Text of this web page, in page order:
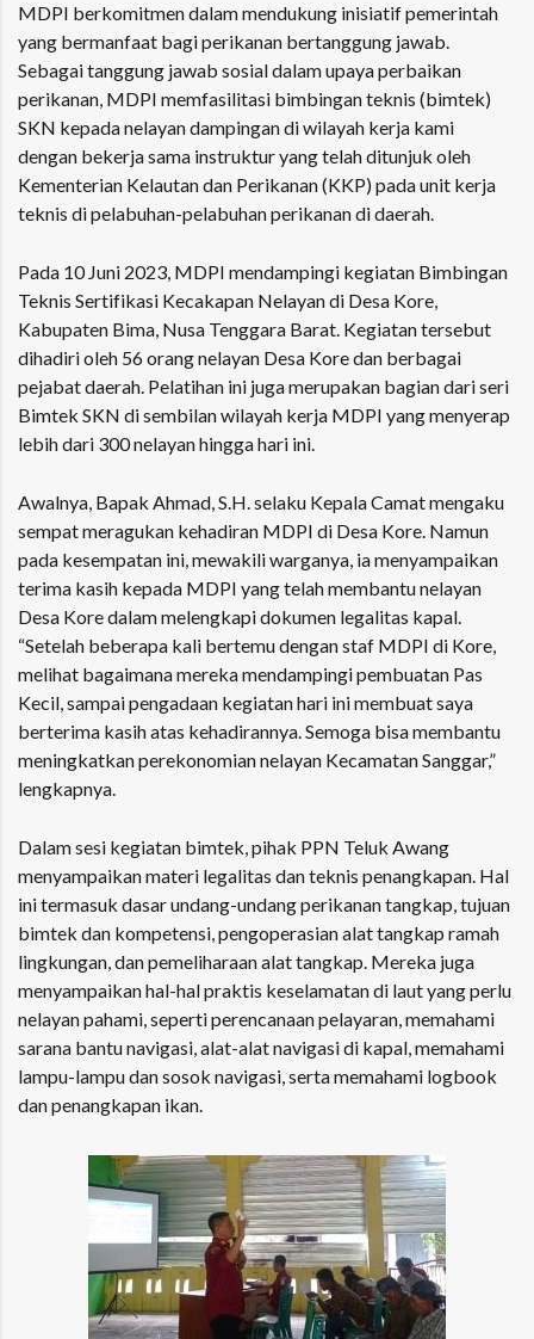
MDPI berkomitmen dalam mendukung inisiatif pemerintah
yang bermanfaat bagi perikanan bertanggung jawab.
Sebagai tanggung jawab sosial dalam upaya perbaikan
perikanan, MDPI memfasilitasi bimbingan teknis (bimtek)
SKN kepada nelayan dampingan di wilayah kerja kami
dengan bekerja sama instruktur yang telah ditunjuk oleh
Kementerian Kelautan dan Perikanan (KKP) pada unit kerja
teknis di pelabuhan-pelabuhan perikanan di daerah.
Pada 10 Juni 2023, MDPI mendampingi kegiatan Bimbingan
Teknis Sertifikasi Kecakapan Nelayan di Desa Kore,
Kabupaten Bima, Nusa Tenggara Barat. Kegiatan tersebut
dihadiri oleh 56 orang nelayan Desa Kore dan berbagai
pejabat daerah. Pelatihan ini juga merupakan bagian dari seri
Bimtek SKN di sembilan wilayah kerja MDPI yang menyerap
lebih dari 300 nelayan hingga hari ini.
Awalnya, Bapak Ahmad, S.H. selaku Kepala Camat mengaku
sempat meragukan kehadiran MDPI di Desa Kore. Namun
pada kesempatan ini, mewakili warganya, ia menyampaikan
terima kasih kepada MDPI yang telah membantu nelayan
Desa Kore dalam melengkapi dokumen legalitas kapal.
“Setelah beberapa kali bertemu dengan staf MDPI di Kore,
melihat bagaimana mereka mendampingi pembuatan Pas
Kecil, sampai pengadaan kegiatan hari ini membuat saya
berterima kasih atas kehadirannya. Semoga bisa membantu
meningkatkan perekonomian nelayan Kecamatan Sanggar,”
lengkapnya.
Dalam sesi kegiatan bimtek, pihak PPN Teluk Awang
menyampaikan materi legalitas dan teknis penangkapan. Hal
ini termasuk dasar undang-undang perikanan tangkap, tujuan
bimtek dan kompetensi, pengoperasian alat tangkap ramah
lingkungan, dan pemeliharaan alat tangkap. Mereka juga
menyampaikan hal-hal praktis keselamatan di laut yang perlu
nelayan pahami, seperti perencanaan pelayaran, memahami
sarana bantu navigasi, alat-alat navigasi di kapal, memahami
lampu-lampu dan sosok navigasi, serta memahami logbook
dan penangkapan ikan.